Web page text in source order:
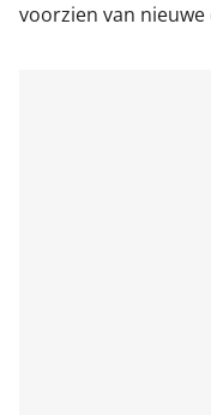
voorzien van